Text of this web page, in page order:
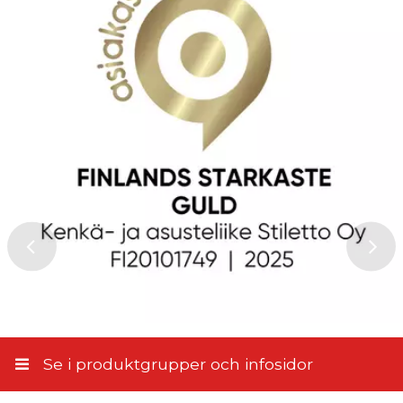
Service och leverans
2024-09-20
Service och leverans
Linda 2019-09-07
Se i produktgrupper och infosidor